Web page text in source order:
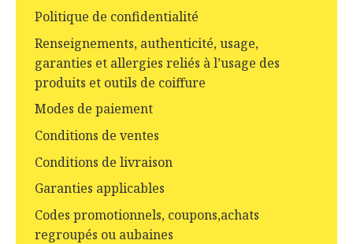
Politique de confidentialité
Renseignements, authenticité, usage,
garanties et allergies reliés à l’usage des
produits et outils de coiffure
Modes de paiement
Conditions de ventes
Conditions de livraison
Garanties applicables
Codes promotionnels, coupons,achats
regroupés ou aubaines